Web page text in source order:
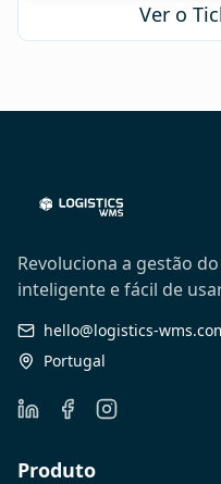
Ver o
Revoluciona a gestão
inteligente e fácil de
hello@logistics-
Portugal
Produto